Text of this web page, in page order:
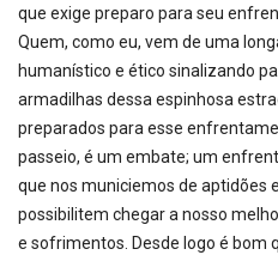
que exige preparo para seu
Quem, como eu, vem de uma
humanístico e ético sinalizando
armadilhas dessa espinhosa
preparados para esse
passeio, é um embate; um
que nos municiemos de aptidões
possibilitem chegar a nosso
e sofrimentos. Desde logo é bom